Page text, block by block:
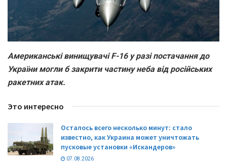
Американські винищувачі F-16 у разі постачання до
України могли б закрити частину неба від російських
ракетних атак.
Это интересно
Осталось всего несколько минут: стало
известно, как Украина может уничтожать
пусковые установки «Искандеров»
07.08.2026